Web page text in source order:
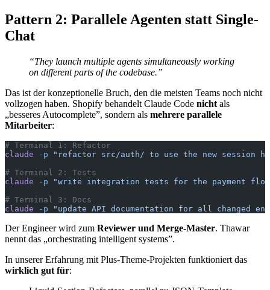
Pattern 2: Parallele Agenten statt Single-
Chat
“They launch multiple agents simultaneously working
on different parts of the codebase.”
Das ist der konzeptionelle Bruch, den die meisten Teams noch nicht
vollzogen haben. Shopify behandelt Claude Code nicht als
„besseres Autocomplete”, sondern als mehrere parallele
Mitarbeiter:
# Terminal 1: Refactor
claude -p "refactor src/auth/ to use the new session
# Terminal 2: Tests
claude -p "write integration tests for the payment
# Terminal 3: Docs
claude -p "update API documentation for all changed
Der Engineer wird zum Reviewer und Merge-Master. Thawar
nennt das „orchestrating intelligent systems”.
In unserer Erfahrung mit Plus-Theme-Projekten funktioniert das
wirklich gut für: